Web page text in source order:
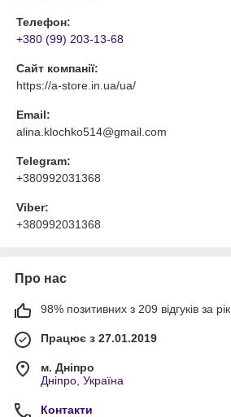
Телефон:
+380 (99) 203-13-68
Сайт компанії:
https://a-store.in.ua/ua/
Email:
alina.klochko514@gmail.com
Telegram:
+380992031368
Viber:
+380992031368
Про нас
98% позитивних з 209 відгуків за рік
Працює з 27.01.2019
м. Дніпро
Дніпро, Україна
Контакти